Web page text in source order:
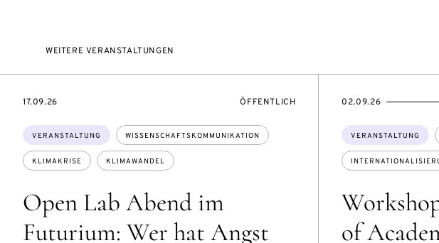
WEITERE VERANSTALTUNGEN
Open Lab Abend im
Futurium: Wer hat Angst
Themen:
VERANSTALTUNG WISSENSCHAFTSKOMMUNIKATION
KLIMAKRISE KLIMAWANDEL
EVENTBEGINSON
17.09.26 VERANSTALTUNGSZUGANG:
ÖFFENTLICH
of
Themen:
VERANSTALTUNG
EVENTBEGINSON
02.09.26
EVENTENDSON